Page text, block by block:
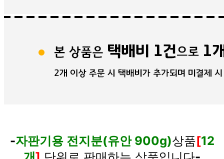
-자판기용 전지분(유안 900g)상품[12